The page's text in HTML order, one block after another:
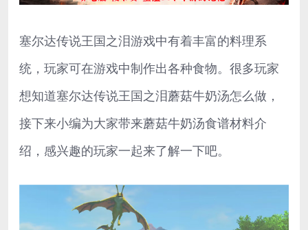
塞尔达传说王国之泪游戏中有着丰富的料理系
统，玩家可在游戏中制作出各种食物。很多玩家
想知道塞尔达传说王国之泪蘑菇牛奶汤怎么做，
接下来小编为大家带来蘑菇牛奶汤食谱材料介
绍，感兴趣的玩家一起来了解一下吧。